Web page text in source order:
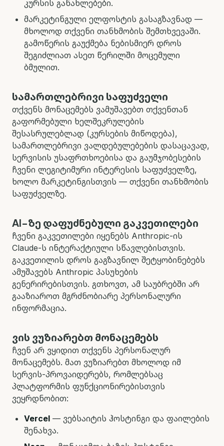
კურსის განახლებები.
მარკეტინგული ელფოსტის გასაგზავნად —
მხოლოდ თქვენი თანხმობის შემთხვევაში.
გამოწერის გაუქმება ნებისმიერ დროს
შეგიძლიათ ასეთ წერილში მოცემული
ბმულით.
სამართლებრივი საფუძველი
თქვენს მონაცემებს ვამუშავებთ თქვენთან
გაფორმებული ხელშეკრულების
შესასრულებლად (კურსების მიწოდება),
სამართლებრივი ვალდებულებების დასაცავად,
სერვისის უსაფრთხოებისა და გაუმჯობესების
ჩვენი ლეგიტიმური ინტერესის საფუძველზე,
ხოლო მარკეტინგისთვის — თქვენი თანხმობის
საფუძველზე.
AI-ზე დაფუძნებული გაკვეთილები
ჩვენი გაკვეთილები იყენებს Anthropic-ის
Claude-ს ინტერაქტიული სწავლებისთვის.
გაკვეთილის დროს გაგზავნილ შეტყობინებებს
ამუშავებს Anthropic პასუხების
გენერირებისთვის. გთხოვთ, ამ საუბრებში არ
გააზიაროთ მგრძნობიარე პერსონალური
ინფორმაცია.
ვის ვუზიარებთ მონაცემებს
ჩვენ არ ვყიდით თქვენს პერსონალურ
მონაცემებს. მათ ვუზიარებთ მხოლოდ იმ
სერვის-პროვაიდერებს, რომლებსაც
პლატფორმის ფუნქციონირებისთვის
ვეყრდნობით:
Vercel — ვებსაიტის ჰოსტინგი და ფაილების
შენახვა.